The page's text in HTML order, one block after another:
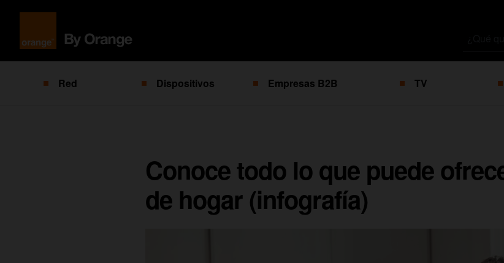
Red Dispositivos Empresas B2B TV
Conoce todo lo que puede
de hogar (infografía)